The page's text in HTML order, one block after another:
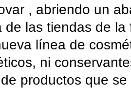
, abriendo un
de las tiendas de
línea de
ni
productos que